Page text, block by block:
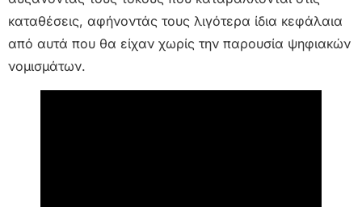
καταθέσεις, αφήνοντάς τους λιγότερα ίδια κεφάλαια
από αυτά που θα είχαν χωρίς την παρουσία ψηφιακών
νομισμάτων.